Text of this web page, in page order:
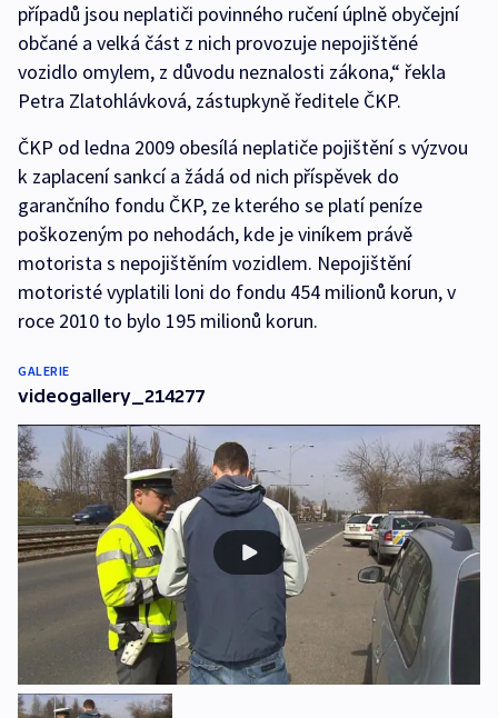
případů jsou neplatiči povinného ručení úplně obyčejní
občané a velká část z nich provozuje nepojištěné
vozidlo omylem, z důvodu neznalosti zákona,“ řekla
Petra Zlatohlávková, zástupkyně ředitele ČKP.
ČKP od ledna 2009 obesílá neplatiče pojištění s výzvou
k zaplacení sankcí a žádá od nich příspěvek do
garančního fondu ČKP, ze kterého se platí peníze
poškozeným po nehodách, kde je viníkem právě
motorista s nepojištěním vozidlem. Nepojištění
motoristé vyplatili loni do fondu 454 milionů korun, v
roce 2010 to bylo 195 milionů korun.
GALERIE
videogallery_214277